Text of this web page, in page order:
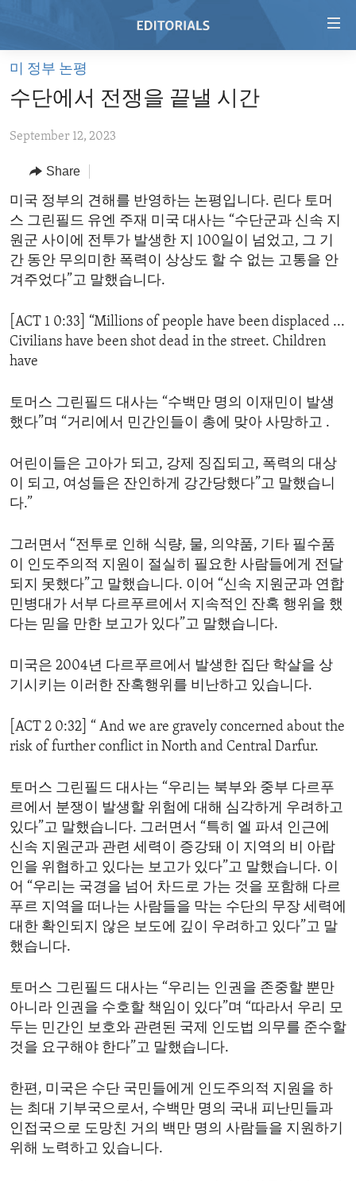
Skip
main
Skip
Navigation
Skip
to
Search
HOME
VIDEO
RADIO
REGIONS
AFRICA
AMERICAS
ASIA
EUROPE
MIDDLE EAST
TOPICS
HUMAN RIGHTS
SECURITY AND DEFENSE
AID AND DEVELOPMENT
DEMOCRACY AND GOVERNANCE
ECONOMY AND TRADE
IDEALS AND INSTITUTIONS
ARCHIVE
ABOUT US
미 정부 논평
수단에서 전쟁을 끝낼 시간
September 12, 2023
Share
미국 정부의 견해를 반영하는 논평입니다. 린다 토머
스 그린필드 유엔 주재 미국 대사는 “수단군과 신속 지
원군 사이에 전투가 발생한 지 100일이 넘었고, 그 기
간 동안 무의미한 폭력이 상상도 할 수 없는 고통을 안
겨주었다”고 말했습니다.
[ACT 1 0:33] “Millions of people have been displaced ...
Civilians have been shot dead in the street. Children
have
토머스 그린필드 대사는 “수백만 명의 이재민이 발생
했다”며 “거리에서 민간인들이 총에 맞아 사망하고 .
어린이들은 고아가 되고, 강제 징집되고, 폭력의 대상
이 되고, 여성들은 잔인하게 강간당했다”고 말했습니
다.”
그러면서 “전투로 인해 식량, 물, 의약품, 기타 필수품
이 인도주의적 지원이 절실히 필요한 사람들에게 전달
되지 못했다”고 말했습니다. 이어 “신속 지원군과 연합
민병대가 서부 다르푸르에서 지속적인 잔혹 행위을 했
다는 믿을 만한 보고가 있다”고 말했습니다.
미국은 2004년 다르푸르에서 발생한 집단 학살을 상
기시키는 이러한 잔혹행위를 비난하고 있습니다.
[ACT 2 0:32] “ And we are gravely concerned about the
risk of further conflict in North and Central Darfur.
토머스 그린필드 대사는 “우리는 북부와 중부 다르푸
르에서 분쟁이 발생할 위험에 대해 심각하게 우려하고
있다”고 말했습니다. 그러면서 “특히 엘 파셔 인근에
신속 지원군과 관련 세력이 증강돼 이 지역의 비 아랍
인을 위협하고 있다는 보고가 있다”고 말했습니다. 이
어 “우리는 국경을 넘어 차드로 가는 것을 포함해 다르
푸르 지역을 떠나는 사람들을 막는 수단의 무장 세력에
대한 확인되지 않은 보도에 깊이 우려하고 있다”고 말
했습니다.
토머스 그린필드 대사는 “우리는 인권을 존중할 뿐만
아니라 인권을 수호할 책임이 있다”며 “따라서 우리 모
두는 민간인 보호와 관련된 국제 인도법 의무를 준수할
것을 요구해야 한다”고 말했습니다.
한편, 미국은 수단 국민들에게 인도주의적 지원을 하
는 최대 기부국으로서, 수백만 명의 국내 피난민들과
인접국으로 도망친 거의 백만 명의 사람들을 지원하기
위해 노력하고 있습니다.